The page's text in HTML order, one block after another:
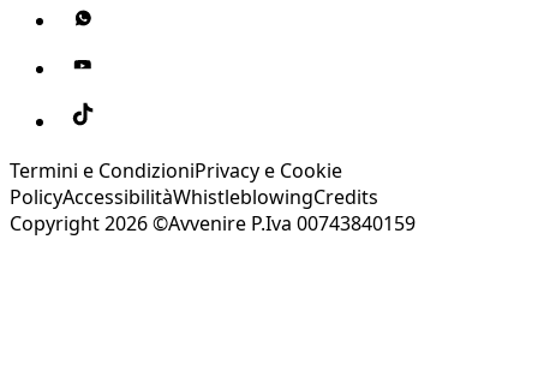
Termini e CondizioniPrivacy e Cookie
PolicyAccessibilitàWhistleblowingCredits
Copyright 2026 ©Avvenire P.Iva 00743840159